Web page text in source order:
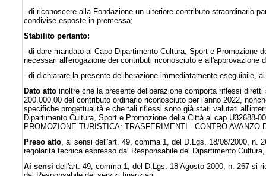
- di riconoscere alla Fondazione un ulteriore contributo straordinario
condivise esposte in premessa;
Stabilito pertanto:
- di dare mandato al Capo Dipartimento Cultura, Sport e
necessari all'erogazione dei contributi riconosciuto e
- di dichiarare la presente deliberazione immediatamente eseguibile,
Dato atto inoltre che la presente deliberazione comporta riflessi
200.000,00 del contributo ordinario riconosciuto per l'anno 2022,
specifiche progettualità e che tali riflessi sono già stati valutati
Dipartimento Cultura, Sport e Promozione della Città al cap.U32688-
PROMOZIONE TURISTICA: TRASFERIMENTI - CONTRO AVANZO
Preso atto , ai sensi dell'art. 49, comma 1, del D.Lgs. 18/08/2000,
regolarità tecnica espresso dal Responsabile del Dipartimento
Ai sensi dell'art. 49, comma 1, del D.Lgs. 18 Agosto 2000, n. 267 si